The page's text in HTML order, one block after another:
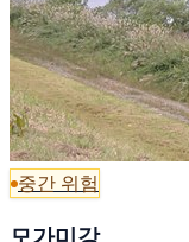
중간 위험
모가미강